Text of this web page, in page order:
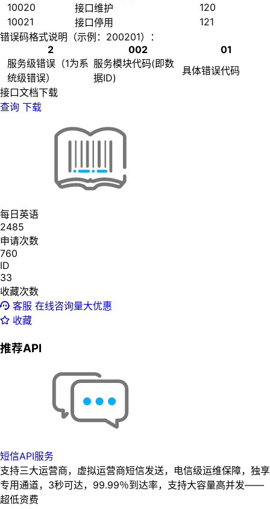
10020 接口维护
120
10021
接口停用
121
错误码格式说明（示例：200201）：
2
002
01
服务级错误（1为系
统级错误）
服务模块代码(即数
据ID)
具体错误代码
接口文档下载
查询 下载
每日英语
2485
申请次数
760
ID
33
收藏次数
客服 在线咨询量大优惠
收藏
推荐API
短信API服务
支持三大运营商，虚拟运营商短信发送，电信级运维保障，独享
专用通道，3秒可达，99.99％到达率，支持大容量高并发——
超低资费